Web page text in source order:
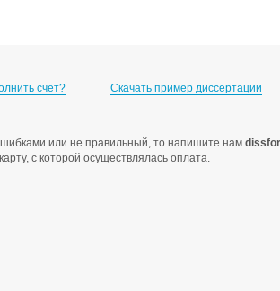
счет? Скачать пример диссертации
или не правильный, то напишите нам
с которой осуществлялась оплата.